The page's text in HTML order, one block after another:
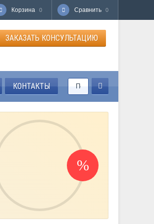
Корзина 0 Сравнить 0
ЗАКАЗАТЬ КОНСУЛЬТАЦИЮ
КОНТАКТЫ